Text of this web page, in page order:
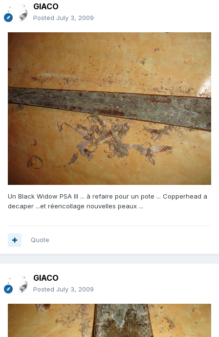
GIACO
Posted July 3, 2009
Un Black Widow PSA III ... à refaire pour un pote ... Copperhead a
decaper ...et réencollage nouvelles peaux ...
Quote
GIACO
Posted July 3, 2009